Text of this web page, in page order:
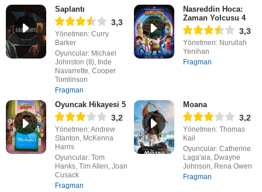
Saplantı
3,3
Yönetmen: Curry
Barker
Oyuncular: Michael
Johnston (II), Inde
Navarrette, Cooper
Tomlinson
Fragman
Nasreddin Hoca:
Zaman Yolcusu 4
3,3
Yönetmen: Nurullah
Yenihan
Fragman
Oyuncak Hikayesi 5
3,2
Yönetmen: Andrew
Stanton, McKenna
Harris
Oyuncular: Tom
Hanks, Tim Allen, Joan
Cusack
Fragman
Moana
3,2
Yönetmen: Thomas
Kail
Oyuncular: Catherine
Laga'aia, Dwayne
Johnson, Rena Owen
Fragman